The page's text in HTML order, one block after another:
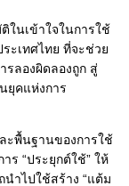
ในเข้าใจในการใช้
ะเทศไทย ที่จะช่วย
ลองผิดลองถูก สู่
ยุคแห่งการ
ะพื้นฐานของการใช้
ร “ประยุกต์ใช้” ให้
ำไปใช้สร้าง “แต้ม